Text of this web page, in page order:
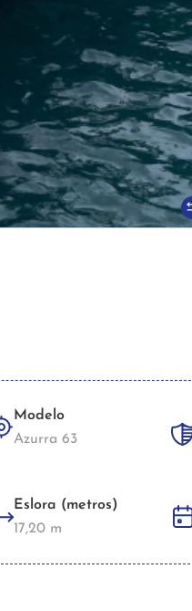
Modelo
Azurra 63
Eslora (metros)
17,20 m